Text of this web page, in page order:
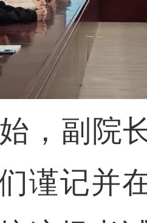
，副院
谨记并